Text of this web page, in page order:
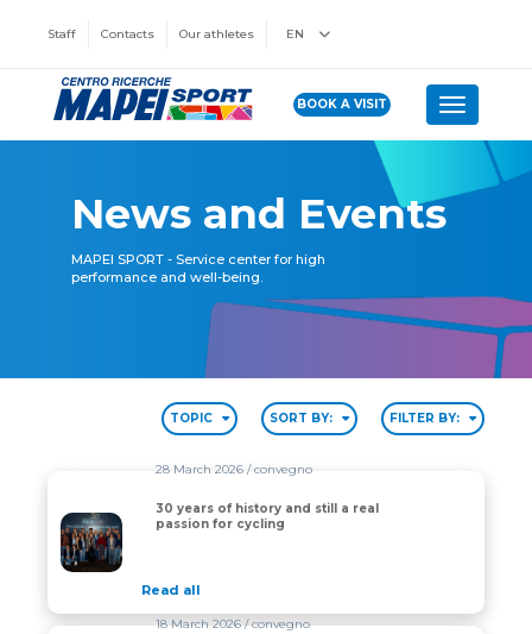
Staff Contacts Our athletes EN
BOOK A VISIT Toggle
News and Events
MAPEI SPORT - Service center for high
performance and well-being.
TOPIC SORT BY: FILTER BY:
30 years of history and still a real passion for cycling
28 March 2026/ convegno
30 years of history and still a real
passion for cycling
Read all
18 March 2026/ convegno